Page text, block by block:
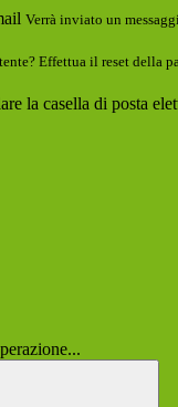
Verrà inviato un
Effettua il reset della
la casella di posta